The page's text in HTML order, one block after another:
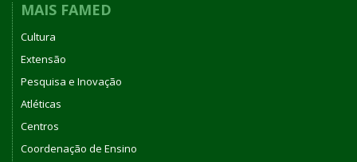
MAIS FAMED
Cultura
Extensão
Pesquisa e Inovação
Atléticas
Centros
Coordenação de Ensino